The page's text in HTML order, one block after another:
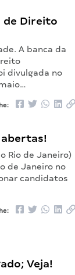
de Direito
A banca da
divulgada no
abertas!
Rio de Janeiro)
de Janeiro no
candidatos
Veja!